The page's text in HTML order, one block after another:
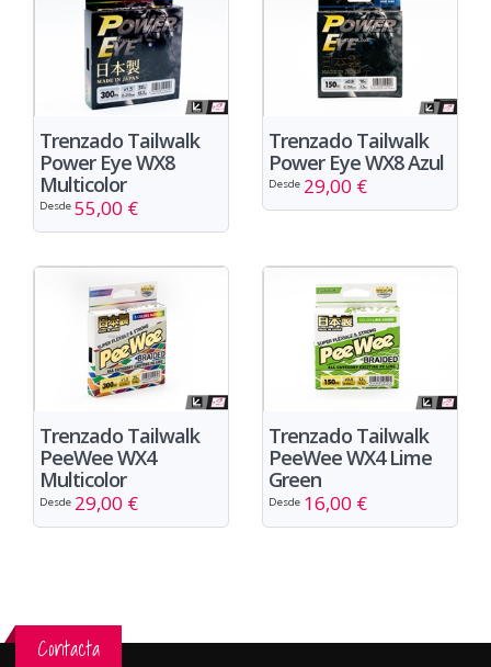
Trenzado Tailwalk
Power Eye WX8
Multicolor
Desde 55,00 €
Trenzado Tailwalk
Power Eye WX8 Azul
Desde 29,00 €
Trenzado Tailwalk
PeeWee WX4
Multicolor
Desde 29,00 €
Trenzado Tailwalk
PeeWee WX4 Lime
Green
Desde 16,00 €
Contacta